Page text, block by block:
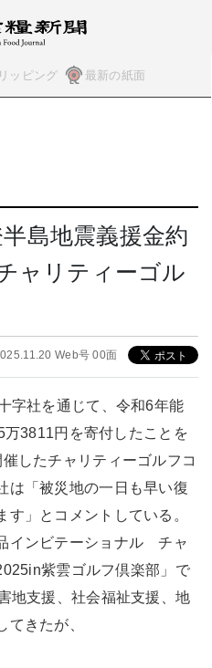
ッピング 最新の紙面
島地震義援金約
ャリティーゴル
Web号 00面
字社を通じて、令和6年能
3811円を寄付したことを
したチャリティーゴルフコ
は「被災地の一日も早い復
」とコメントしている。
インビテーショナル チャ
紫雲ゴルフ倶楽部」で
地支援、社会福祉支援、地
てきたが、